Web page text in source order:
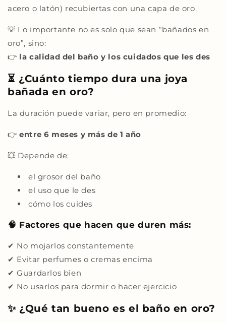
acero o latón) recubiertas con una capa de oro.
💡 Lo importante no es solo que sean “bañados en
oro”, sino:
👉 la calidad del baño y los cuidados que les des
⏳ ¿Cuánto tiempo dura una joya
bañada en oro?
La duración puede variar, pero en promedio:
👉entre 6 meses y más de 1 año
💥 Depende de:
el grosor del baño
el uso que le des
cómo los cuides
🧠 Factores que hacen que duren más:
✔ No mojarlos constantemente
✔ Evitar perfumes o cremas encima
✔ Guardarlos bien
✔ No usarlos para dormir o hacer ejercicio
✨ ¿Qué tan bueno es el baño en oro?